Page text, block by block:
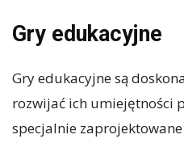
Gry edukacyjne
Gry edukacyjne są
rozwijać ich umiejętności
specjalnie